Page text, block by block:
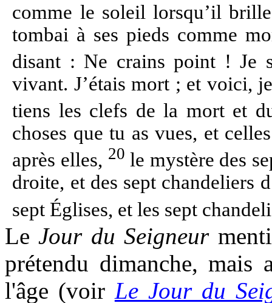
comme le soleil lorsqu’il
tombai à ses pieds comme
disant : Ne crains point ! Je
vivant. J’étais mort ; et voici,
tiens les clefs de la mort et
choses que tu as vues, et
après elles, 20 le mystère des
droite, et des sept chandeliers
sept Églises, et les sept
Le Jour du Seigneur
prétendu dimanche, mais
l'âge (voir Le Jour du